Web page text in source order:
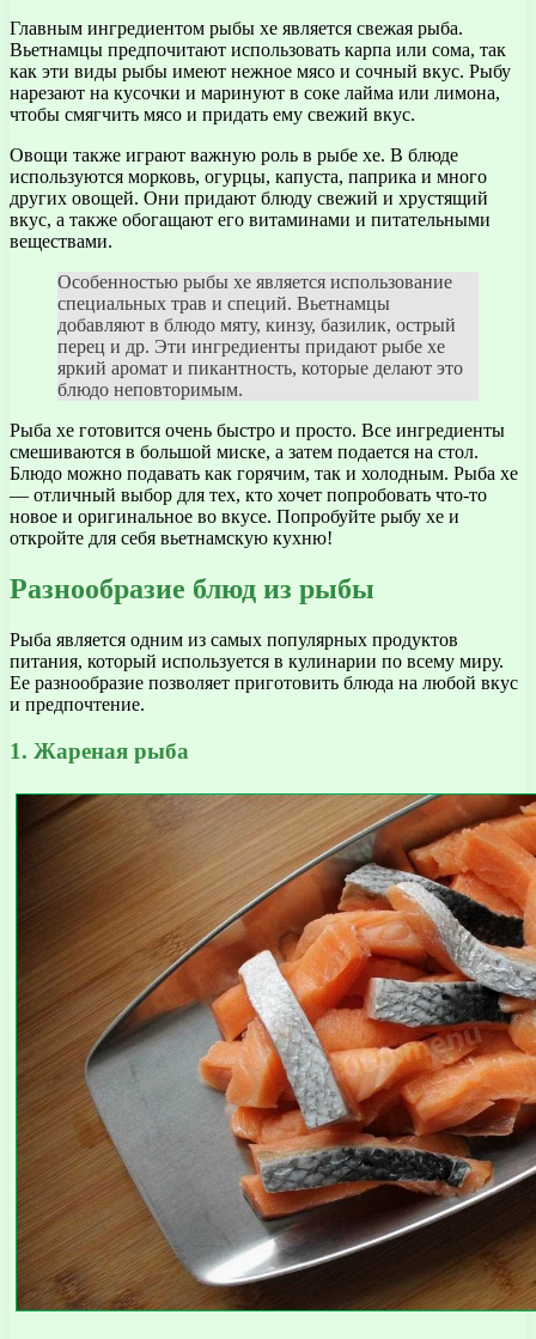
Главным ингредиентом рыбы хе является свежая рыба.
Вьетнамцы предпочитают использовать карпа или сома, так
как эти виды рыбы имеют нежное мясо и сочный вкус. Рыбу
нарезают на кусочки и маринуют в соке лайма или лимона,
чтобы смягчить мясо и придать ему свежий вкус.
Овощи также играют важную роль в рыбе хе. В блюде
используются морковь, огурцы, капуста, паприка и много
других овощей. Они придают блюду свежий и хрустящий
вкус, а также обогащают его витаминами и питательными
веществами.
Особенностью рыбы хе является использование
специальных трав и специй. Вьетнамцы
добавляют в блюдо мяту, кинзу, базилик, острый
перец и др. Эти ингредиенты придают рыбе хе
яркий аромат и пикантность, которые делают это
блюдо неповторимым.
Рыба хе готовится очень быстро и просто. Все ингредиенты
смешиваются в большой миске, а затем подается на стол.
Блюдо можно подавать как горячим, так и холодным. Рыба хе
— отличный выбор для тех, кто хочет попробовать что-то
новое и оригинальное во вкусе. Попробуйте рыбу хе и
откройте для себя вьетнамскую кухню!
Разнообразие блюд из рыбы
Рыба является одним из самых популярных продуктов
питания, который используется в кулинарии по всему миру.
Ее разнообразие позволяет приготовить блюда на любой вкус
и предпочтение.
1. Жареная рыба